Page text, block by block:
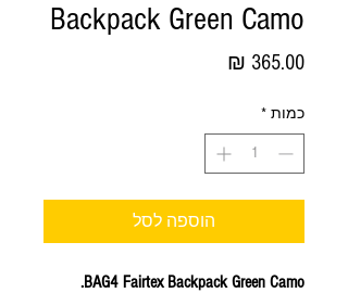
Backpack Green Camo
כמות *
הוספה לסל
BAG4 Fairtex Backpack Green Camo.